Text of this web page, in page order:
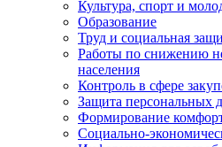
Культура, спорт и
Образование
Труд и социальная
Работы по снижению
населения
Контроль в сфере
Защита персональных
Формирование
Социально-